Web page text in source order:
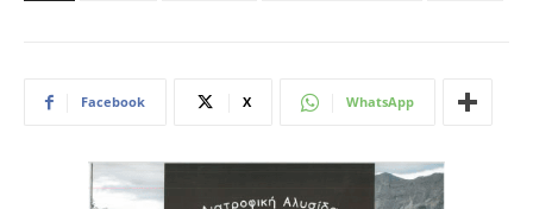
Facebook X WhatsApp